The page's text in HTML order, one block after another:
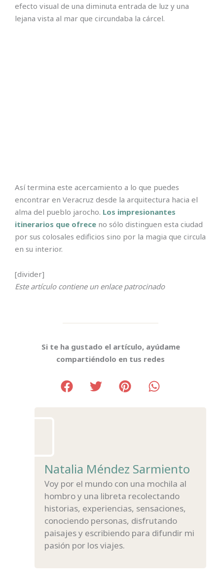
efecto visual de una diminuta entrada de luz y una
lejana vista al mar que circundaba la cárcel.
Así termina este acercamiento a lo que puedes
encontrar en Veracruz desde la arquitectura hacia el
alma del pueblo jarocho. Los impresionantes
itinerarios que ofrece no sólo distinguen esta ciudad
por sus colosales edificios sino por la magia que circula
en su interior.
[divider]
Este artículo contiene un enlace patrocinado
Si te ha gustado el artículo, ayúdame
compartiéndolo en tus redes
Natalia Méndez Sarmiento
Voy por el mundo con una mochila al
hombro y una libreta recolectando
historias, experiencias, sensaciones,
conociendo personas, disfrutando
paisajes y escribiendo para difundir mi
pasión por los viajes.